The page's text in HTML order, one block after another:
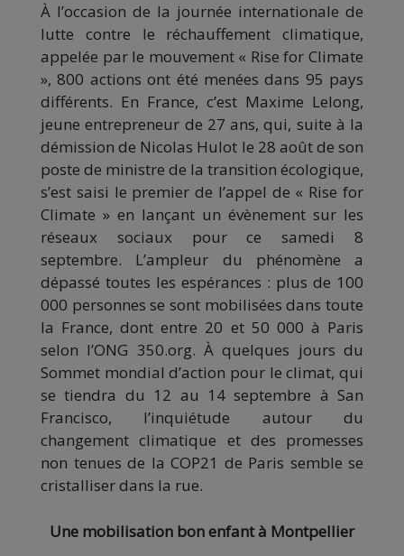
À l’occasion de la journée internationale de
lutte contre le réchauffement climatique,
appelée par le mouvement « Rise for Climate
», 800 actions ont été menées dans 95 pays
différents. En France, c’est Maxime Lelong,
jeune entrepreneur de 27 ans, qui, suite à la
démission de Nicolas Hulot le 28 août de son
poste de ministre de la transition écologique,
s’est saisi le premier de l’appel de « Rise for
Climate » en lançant un évènement sur les
réseaux sociaux pour ce samedi 8
septembre. L’ampleur du phénomène a
dépassé toutes les espérances : plus de 100
000 personnes se sont mobilisées dans toute
la France, dont entre 20 et 50 000 à Paris
selon l’ONG 350.org. À quelques jours du
Sommet mondial d’action pour le climat, qui
se tiendra du 12 au 14 septembre à San
Francisco, l’inquiétude autour du
changement climatique et des promesses
non tenues de la COP21 de Paris semble se
cristalliser dans la rue.
Une mobilisation bon enfant à Montpellier